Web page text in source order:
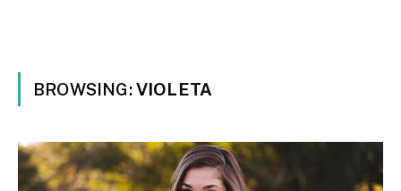
BROWSING:VIOLETA